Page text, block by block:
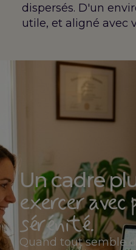
dispersés. D'un
utile, et aligné avec
Un cadre
exercer avec
sérénité.
Quand tout semble